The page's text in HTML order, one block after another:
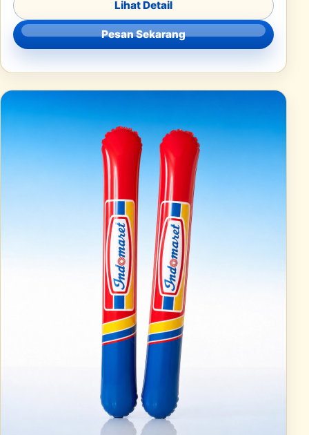
Lihat Detail
Pesan Sekarang